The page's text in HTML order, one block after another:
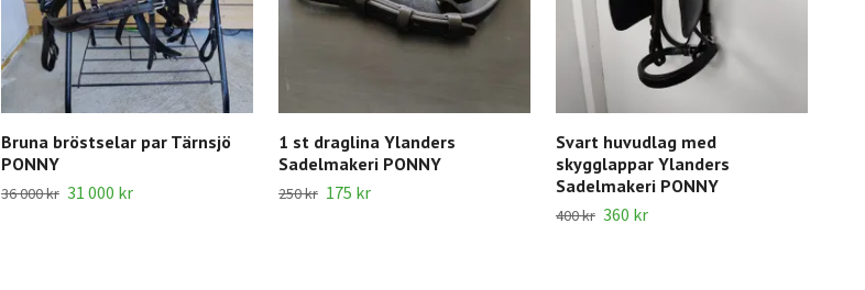
Bruna bröstselar par Tärnsjö
PONNY
36 000 kr 31 000 kr
1 st draglina Ylanders
Sadelmakeri PONNY
250 kr 175 kr
Svart huvudlag med
skygglappar Ylanders
Sadelmakeri PONNY
400 kr 360 kr